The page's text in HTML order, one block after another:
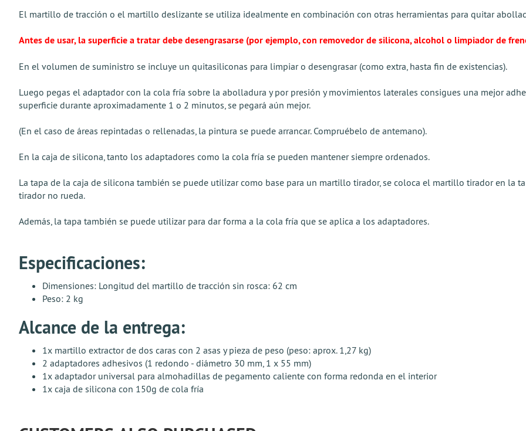
El martillo de tracción o el martillo deslizante se utiliza idealmente en combinación con otras herramientas para quitar
Antes de usar, la superficie a tratar debe desengrasarse (por ejemplo, con removedor de silicona, alcohol o limpiador de
En el volumen de suministro se incluye un quitasiliconas para limpiar o desengrasar (como extra, hasta fin de existencias).
Luego pegas el adaptador con la cola fría sobre la abolladura y por presión y movimientos laterales consigues una mejor
superficie durante aproximadamente 1 o 2 minutos, se pegará aún mejor.
(En el caso de áreas repintadas o rellenadas, la pintura se puede arrancar. Compruébelo de antemano).
En la caja de silicona, tanto los adaptadores como la cola fría se pueden mantener siempre ordenados.
La tapa de la caja de silicona también se puede utilizar como base para un martillo tirador, se coloca el martillo tirador en la
tirador no rueda.
Además, la tapa también se puede utilizar para dar forma a la cola fría que se aplica a los adaptadores.
Especificaciones:
Dimensiones: Longitud del martillo de tracción sin rosca: 62 cm
Peso: 2 kg
Alcance de la entrega:
1x martillo extractor de dos caras con 2 asas y pieza de peso (peso: aprox. 1,27 kg)
2 adaptadores adhesivos (1 redondo - diámetro 30 mm, 1 x 55 mm)
1x adaptador universal para almohadillas de pegamento caliente con forma redonda en el interior
1x caja de silicona con 150g de cola fría